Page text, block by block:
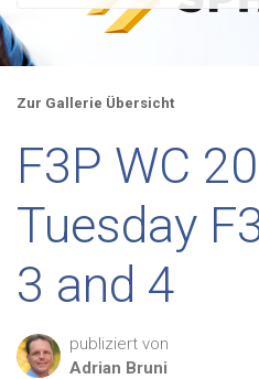
Zur Gallerie Übersicht
F3P WC
Tuesday
3 and 4
publiziert von
Adrian Bruni